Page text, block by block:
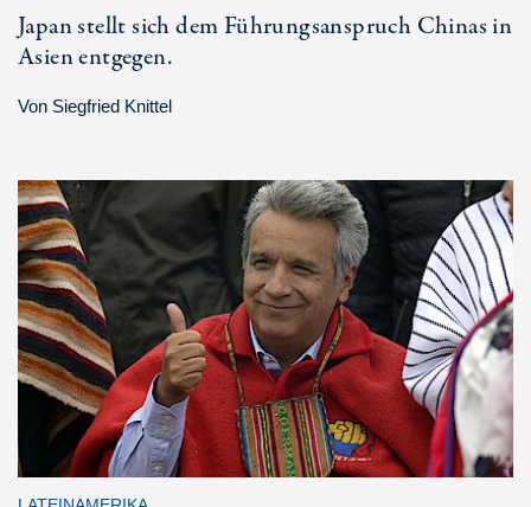
Japan stellt sich dem Führungsanspruch Chinas in
Asien entgegen.
Von Siegfried Knittel